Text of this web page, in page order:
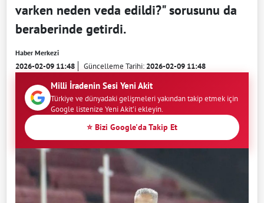
varken neden veda edildi?" sorusunu da
beraberinde getirdi.
Haber Merkezi
2026-02-09 11:48 Güncelleme Tarihi:2026-02-09 11:48
Milli İradenin Sesi Yeni Akit
Türkiye ve dünyadaki gelişmeleri yakından takip etmek için
Google listenize Yeni Akit'i ekleyin.
⭐ Bizi Google'da Takip Et